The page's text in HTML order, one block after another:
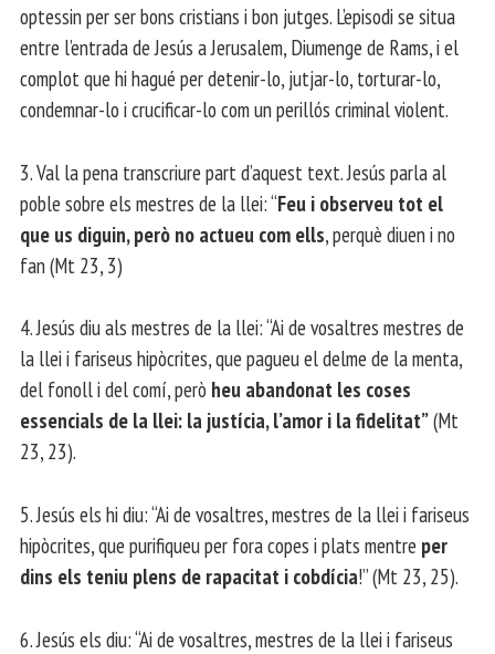
optessin per ser bons cristians i bon jutges. L’episodi se situa
entre l’entrada de Jesús a Jerusalem, Diumenge de Rams, i el
complot que hi hagué per detenir-lo, jutjar-lo, torturar-lo,
condemnar-lo i crucificar-lo com un perillós criminal violent.
3. Val la pena transcriure part d’aquest text. Jesús parla al
poble sobre els mestres de la llei: “Feu i observeu tot el
que us diguin, però no actueu com ells, perquè diuen i no
fan (Mt 23, 3)
4. Jesús diu als mestres de la llei: “Ai de vosaltres mestres de
la llei i fariseus hipòcrites, que pagueu el delme de la menta,
del fonoll i del comí, però heu abandonat les coses
essencials de la llei: la justícia, l’amor i la fidelitat”(Mt
23, 23).
5. Jesús els hi diu: “Ai de vosaltres, mestres de la llei i fariseus
hipòcrites, que purifiqueu per fora copes i plats mentre per
dins els teniu plens de rapacitat i cobdícia!” (Mt 23, 25).
6. Jesús els diu: “Ai de vosaltres, mestres de la llei i fariseus